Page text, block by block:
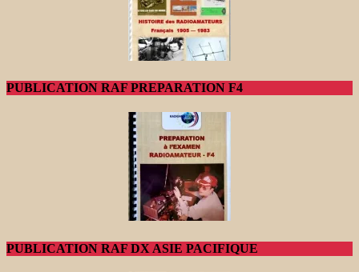
PUBLICATION RAF PREPARATION F4
PUBLICATION RAF DX ASIE PACIFIQUE